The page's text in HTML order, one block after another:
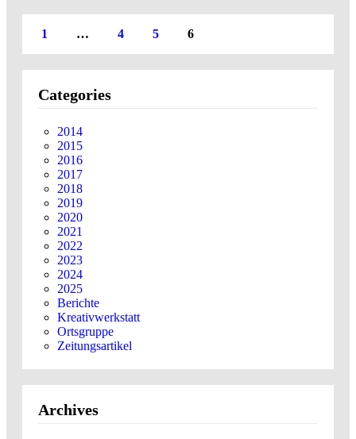
1 … 4 5 6
Categories
2014
2015
2016
2017
2018
2019
2020
2021
2022
2023
2024
2025
Berichte
Kreativwerkstatt
Ortsgruppe
Zeitungsartikel
Archives